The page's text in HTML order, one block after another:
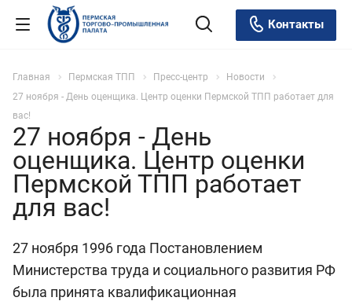
Контакты
Главная Пермская ТПП Пресс-центр
Новости
27 ноября - День оценщика. Центр оценки Пермской ТПП работает для
вас!
27 ноября - День
оценщика. Центр оценки
Пермской ТПП работает
для вас!
27 ноября 1996 года Постановлением
Министерства труда и социального развития РФ
была принята квалификационная